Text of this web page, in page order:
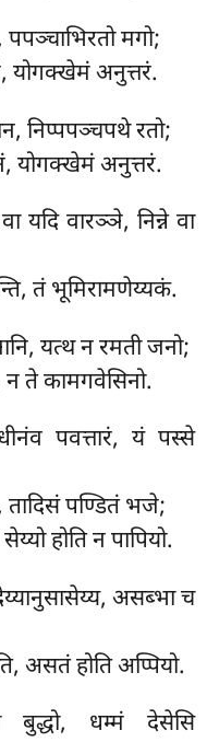
पपञ्चाभिरतो मगो;
योगक्खेमं अनुत्तरं.
निप्पपञ्चपथे रतो;
योगक्खेमं अनुत्तरं.
यदि वारञ्ञे, निन्ने वा
तं भूमिरामणेय्यकं.
यत्थ न रमती जनो;
न ते कामगवेसिनो.
पवत्तारं, यं पस्से
तादिसं पण्डितं भजे;
होति न पापियो.
असब्भा च
असतं होति अप्पियो.
बुद्धो, धम्मं देसेसि